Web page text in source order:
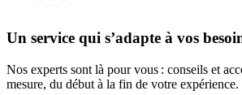
Un service qui s’adapte à vos
Nos experts sont là pour vous : conseils et
mesure, du début à la fin de votre expérience.